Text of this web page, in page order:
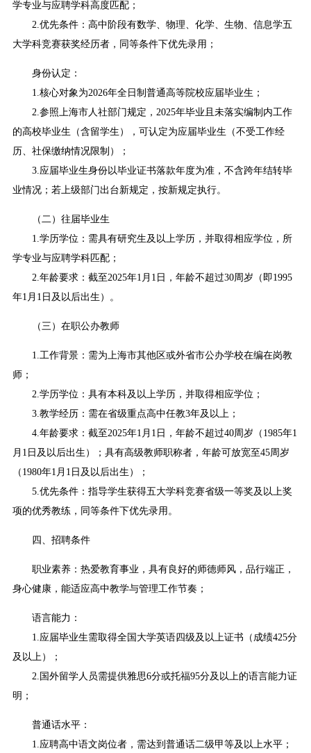
学专业与应聘学科高度匹配；
2.优先条件：高中阶段有数学、物理、化学、生物、信息学五
大学科竞赛获奖经历者，同等条件下优先录用；
身份认定：
1.核心对象为2026年全日制普通高等院校应届毕业生；
2.参照上海市人社部门规定，2025年毕业且未落实编制内工作
的高校毕业生（含留学生），可认定为应届毕业生（不受工作经
历、社保缴纳情况限制）；
3.应届毕业生身份以毕业证书落款年度为准，不含跨年结转毕
业情况；若上级部门出台新规定，按新规定执行。
（二）往届毕业生
1.学历学位：需具有研究生及以上学历，并取得相应学位，所
学专业与应聘学科匹配；
2.年龄要求：截至2025年1月1日，年龄不超过30周岁（即1995
年1月1日及以后出生）。
（三）在职公办教师
1.工作背景：需为上海市其他区或外省市公办学校在编在岗教
师；
2.学历学位：具有本科及以上学历，并取得相应学位；
3.教学经历：需在省级重点高中任教3年及以上；
4.年龄要求：截至2025年1月1日，年龄不超过40周岁（1985年1
月1日及以后出生）；具有高级教师职称者，年龄可放宽至45周岁
（1980年1月1日及以后出生）；
5.优先条件：指导学生获得五大学科竞赛省级一等奖及以上奖
项的优秀教练，同等条件下优先录用。
四、招聘条件
职业素养：热爱教育事业，具有良好的师德师风，品行端正，
身心健康，能适应高中教学与管理工作节奏；
语言能力：
1.应届毕业生需取得全国大学英语四级及以上证书（成绩425分
及以上）；
2.国外留学人员需提供雅思6分或托福95分及以上的语言能力证
明；
普通话水平：
1.应聘高中语文岗位者，需达到普通话二级甲等及以上水平；